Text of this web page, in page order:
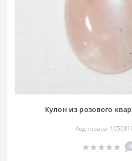
Кулон из розового
Код товара:
0